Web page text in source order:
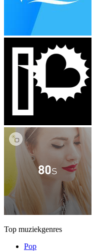
Top muziekgenres
Pop